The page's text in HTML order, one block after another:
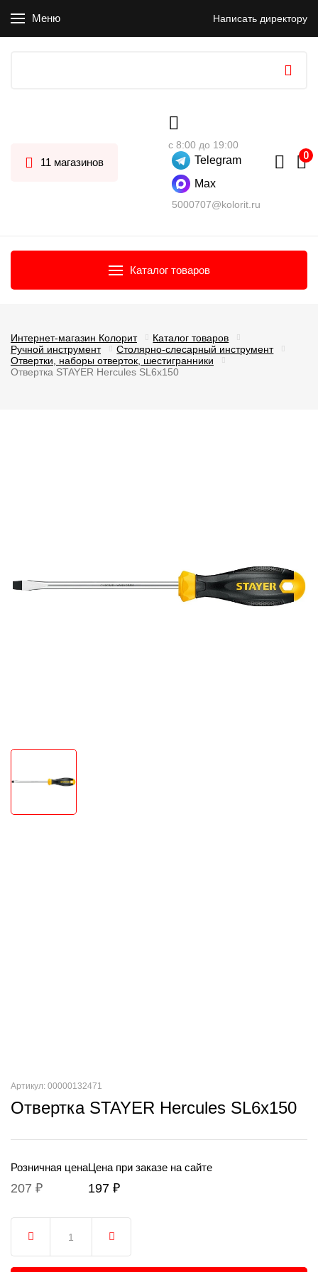
Меню Написать директору
11 магазинов
с 8:00 до 19:00
Telegram
Max
5000707@kolorit.ru
Каталог товаров
Интернет-магазин Колорит
Каталог товаров
Ручной инструмент
Столярно-слесарный инструмент
Отвертки, наборы отверток, шестигранники
Отвертка STAYER Hercules SL6х150
Артикул: 00000132471
Отвертка STAYER Hercules SL6х150
Розничная цена
207 ₽
Цена при заказе на сайте
197 ₽